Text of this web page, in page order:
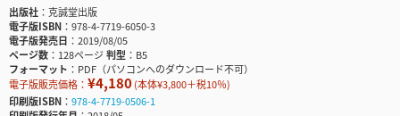
出版社
克誠堂出版
電子版ISBN
978-4-7719-6050-3
電子版発売日
2019/08/05
ページ数
128ページ判型
B5
フォーマット
PDF（パソコンへのダウンロード不可）
電子版販売価格： ¥4,180(本体¥3,800＋税10％)
印刷版ISBN
978-4-7719-0506-1